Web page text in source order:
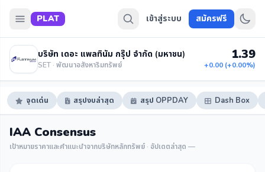
PLAT เข้าสู่ระบบ สมัครฟรี
บริษัท เดอะ แพลทินัม กรุ๊ป จำกัด (มหาชน)
SET · พัฒนาอสังหาริมทรัพย์
1.39
+0.00 (+0.00%)
จุดเด่น สรุปงบล่าสุด สรุป OPPDAY Dash Box
IAA Consensus
เป้าหมายราคาและคำแนะนำจากบริษัทหลักทรัพย์ · อัปเดตล่าสุด —